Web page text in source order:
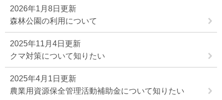
2026年1月8日更新
森林公園の利用について
2025年11月4日更新
クマ対策について知りたい
2025年4月1日更新
農業用資源保全管理活動補助金について知りたい